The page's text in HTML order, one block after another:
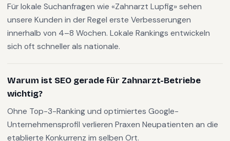
Für lokale Suchanfragen wie «Zahnarzt Lupfig» sehen
unsere Kunden in der Regel erste Verbesserungen
innerhalb von 4–8 Wochen. Lokale Rankings entwickeln
sich oft schneller als nationale.
Warum ist SEO gerade für Zahnarzt-Betriebe
wichtig?
Ohne Top-3-Ranking und optimiertes Google-
Unternehmensprofil verlieren Praxen Neupatienten an die
etablierte Konkurrenz im selben Ort.